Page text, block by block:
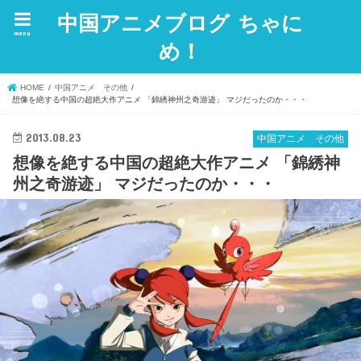
中国アニメブログ ちゃに
め！
menu
HOME
中国アニメ その他
想像を絶する中国の超絶大作アニメ 「錦綉神州之奇游迹」 マジだったのか・・・
中国アニメ その他
2013.08.23
想像を絶する中国の超絶大作アニメ 「錦綉神
州之奇游迹」 マジだったのか・・・